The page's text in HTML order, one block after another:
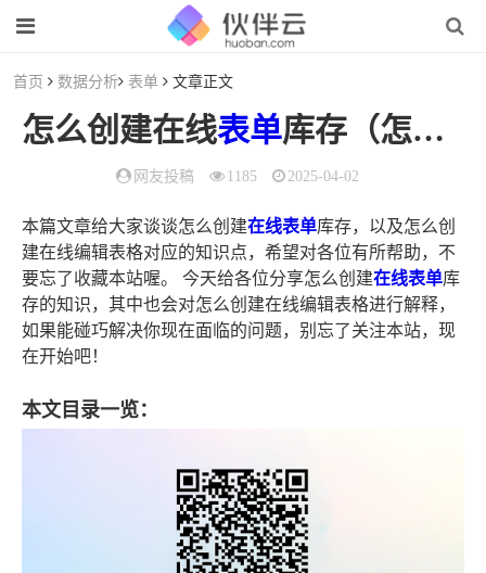
首页 数据分析 表单 文章正文
怎么创建在线表单库存（怎么创建在线编辑
网友投稿 1185 2025-04-02
本篇文章给大家谈谈怎么创建在线表单库存，以及怎么创
建在线编辑表格对应的知识点，希望对各位有所帮助，不
要忘了收藏本站喔。 今天给各位分享怎么创建在线表单库
存的知识，其中也会对怎么创建在线编辑表格进行解释，
如果能碰巧解决你现在面临的问题，别忘了关注本站，现
在开始吧！
本文目录一览：